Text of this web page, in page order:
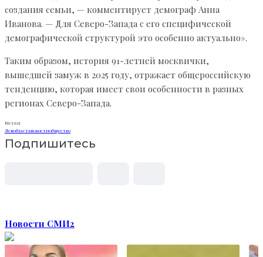
создания семьи, — комментирует демограф Анна
Иванова. — Для Северо-Запада с его специфической
демографической структурой это особенно актуально».
Таким образом, история 91-летней москвички,
вышедшей замуж в 2025 году, отражает общероссийскую
тенденцию, которая имеет свои особенности в разных
регионах Северо-Запада.
Метки
Ленобластьновостиобщество
Подпишитесь
Новости СМИ2